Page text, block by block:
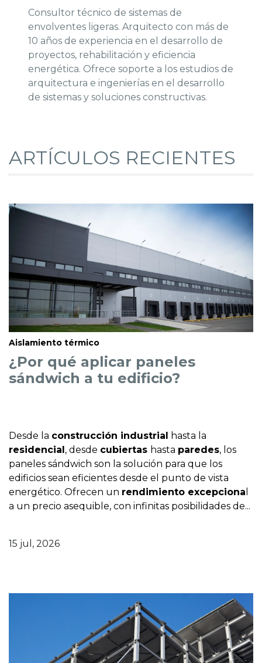
Consultor técnico de sistemas de
envolventes ligeras. Arquitecto con más de
10 años de experiencia en el desarrollo de
proyectos, rehabilitación y eficiencia
energética. Ofrece soporte a los estudios de
arquitectura e ingenierías en el desarrollo
de sistemas y soluciones constructivas.
ARTÍCULOS RECIENTES
Aislamiento térmico
¿Por qué aplicar paneles
sándwich a tu edificio?
Desde la construcción industrial hasta la
residencial, desde cubiertas hasta paredes, los
paneles sándwich son la solución para que los
edificios sean eficientes desde el punto de vista
energético. Ofrecen un rendimiento excepciona
a un precio asequible, con infinitas posibilidades de...
15 jul, 2026